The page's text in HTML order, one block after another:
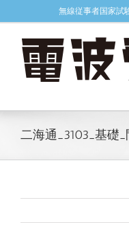
to
無線従事者国家試
二海通_3103_基礎_